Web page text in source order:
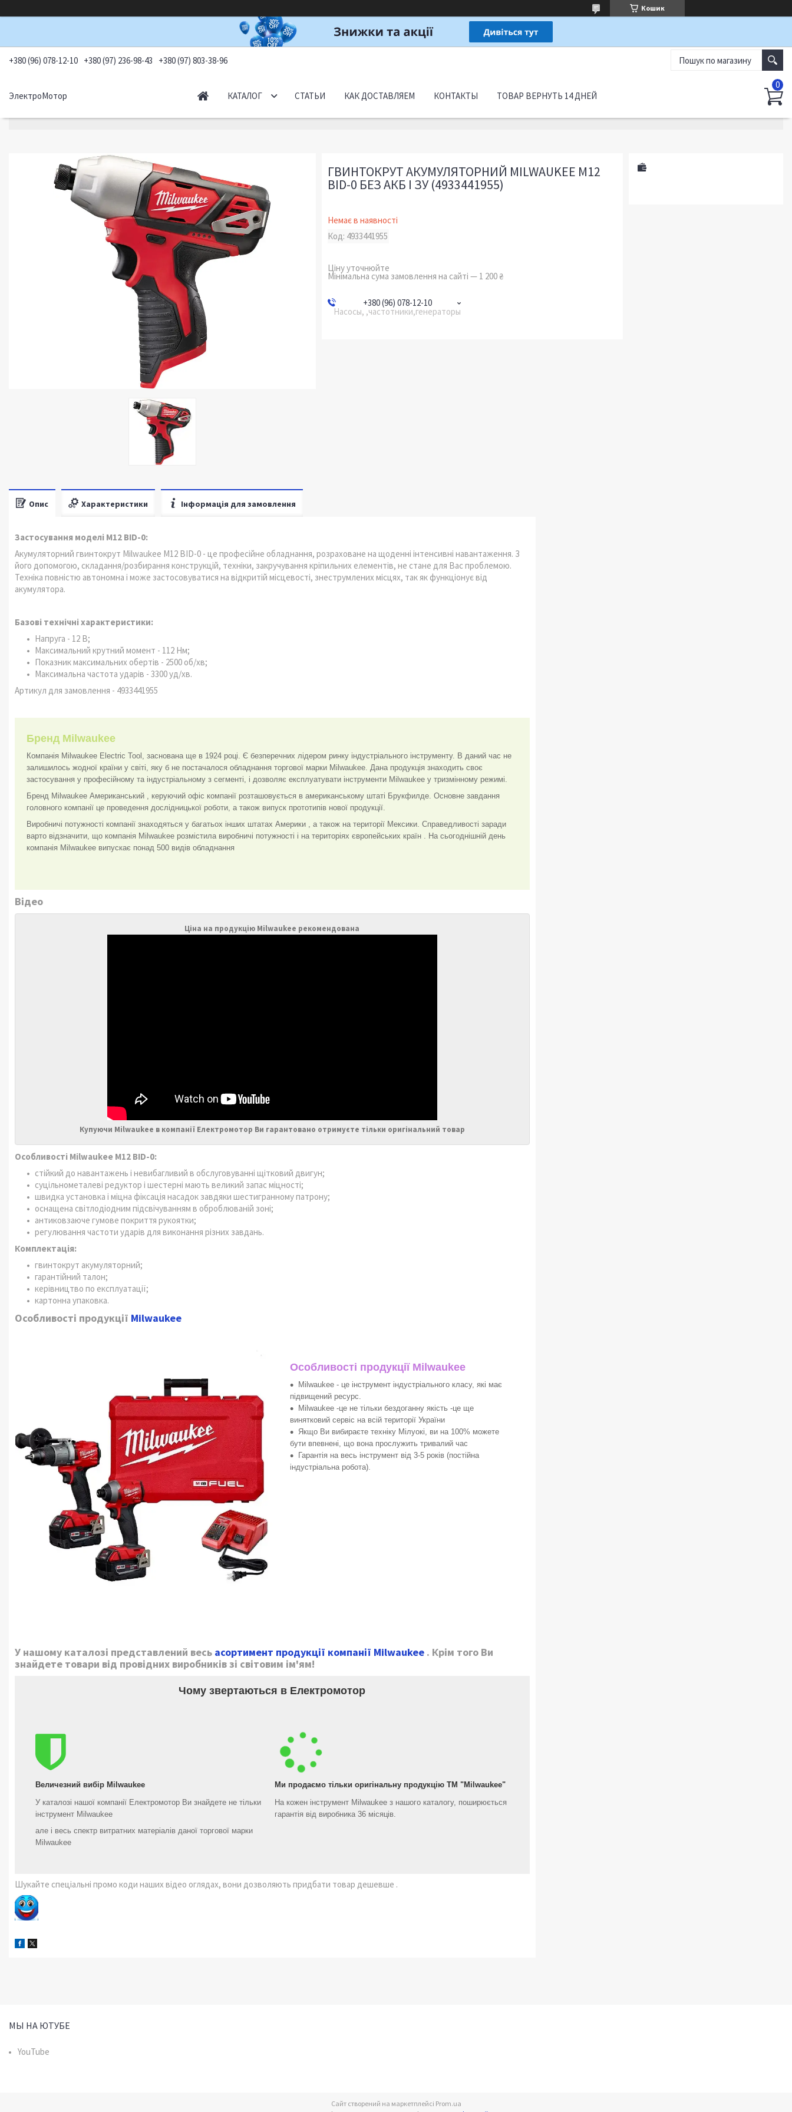
Кошик
+380 (96) 078-12-10 +380 (97) 236-98-43 +380 (97) 803-38-96
ЭлектроМотор КАТАЛОГ СТАТЬИ КАК ДОСТАВЛЯЕМ КОНТАКТЫ ТОВАР ВЕРНУТЬ 14 ДНЕЙ
ГВИНТОКРУТ АКУМУЛЯТОРНИЙ MILWAUKEE M12
BID-0 БЕЗ АКБ І ЗУ (4933441955)
Немає в наявності
Код: 4933441955
Ціну уточнюйте
Мінімальна сума замовлення на сайті — 1 200 ₴
+380 (96) 078-12-10
Насосы, ,частотники,генераторы
Опис Характеристики Інформація для замовлення
Застосування моделі M12 BID-0:
Акумуляторний гвинтокрут Milwaukee M12 BID-0 - це професійне обладнання, розраховане на щоденні інтенсивні навантаження. З
його допомогою, складання/розбирання конструкцій, техніки, закручування кріпильних елементів, не стане для Вас проблемою.
Техніка повністю автономна і може застосовуватися на відкритій місцевості, знеструмлених місцях, так як функціонує від
акумулятора.
Базові технічні характеристики:
Напруга - 12 В;
Максимальний крутний момент - 112 Нм;
Показник максимальних обертів - 2500 об/хв;
Максимальна частота ударів - 3300 уд/хв.
Артикул для замовлення - 4933441955
Бренд Milwaukee
Компанія Milwaukee Electric Tool, заснована ще в 1924 році. Є безперечних лідером ринку індустріального інструменту. В даний час не
залишилось жодної країни у світі, яку б не постачалося обладнання торгової марки Milwaukee. Дана продукція знаходить своє
застосування у професійному та індустріальному з сегменті, і дозволяє експлуатувати інструменти Milwaukee у тризмінному режимі.
Бренд Milwaukee Американський , керуючий офіс компанії розташовується в американському штаті Брукфилде. Основне завдання
головного компанії це проведення дослідницької роботи, а також випуск прототипів нової продукції.
Виробничі потужності компанії знаходяться у багатьох інших штатах Америки , а також на території Мексики. Справедливості заради
варто відзначити, що компанія Milwaukee розмістила виробничі потужності і на територіях європейських країн . На сьогоднішній день
компанія Milwaukee випускає понад 500 видів обладнання
Відео
Ціна на продукцію Milwaukee рекомендована
Купуючи Milwaukee в компанії Електромотор Ви гарантовано отримуєте тільки оригінальний товар
Особливості Milwaukee M12 BID-0:
стійкий до навантажень і невибагливий в обслуговуванні щітковий двигун;
суцільнометалеві редуктор і шестерні мають великий запас міцності;
швидка установка і міцна фіксація насадок завдяки шестигранному патрону;
оснащена світлодіодним підсвічуванням в оброблюваній зоні;
антиковзаюче гумове покриття рукоятки;
регулювання частоти ударів для виконання різних завдань.
Комплектація:
гвинтокрут акумуляторний;
гарантійний талон;
керівництво по експлуатації;
картонна упаковка.
Особливості продукції Milwaukee
Особливості продукції Milwaukee
Milwaukee - це інструмент індустріального класу, які має
підвищений ресурс.
Milwaukee -це не тільки бездоганну якість -це ще
винятковий сервіс на всій території України
Якщо Ви вибираєте техніку Мілуокі, ви на 100% можете
бути впевнені, що вона прослужить тривалий час
Гарантія на весь інструмент від 3-5 років (постійна
індустріальна робота).
У нашому каталозі представлений весь асортимент продукції компанії Milwaukee . Крім того Ви
знайдете товари від провідних виробників зі світовим ім'ям!
Чому звертаються в Електромотор
Величезний вибір Milwaukee
У каталозі нашої компанії Електромотор Ви знайдете не тільки
інструмент Milwaukee
але і весь спектр витратних матеріалів даної торгової марки
Milwaukee
Ми продаємо тільки оригінальну продукцію ТМ "Milwaukee"
На кожен інструмент Milwaukee з нашого каталогу, поширюється
гарантія від виробника 36 місяців.
Шукайте спеціальні промо коди наших відео оглядах, вони дозволяють придбати товар дешевше .
МЫ НА ЮТУБЕ
YouTube
Сайт створений на маркетплейсі Prom.ua